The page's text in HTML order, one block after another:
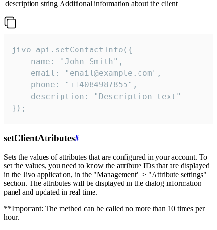
description string Additional information about the client
jivo_api.setContactInfo({
    name: "John Smith",
    email: "email@example.com",
    phone: "+14084987855",
    description: "Description text"
});
setClientAtributes#
Sets the values ​​of attributes that are configured in your account. To
set the values, you need to know the attribute IDs that are displayed
in the Jivo application, in the "Management" > "Attribute settings"
section. The attributes will be displayed in the dialog information
panel and updated in real time.
**Important: The method can be called no more than 10 times per
hour.